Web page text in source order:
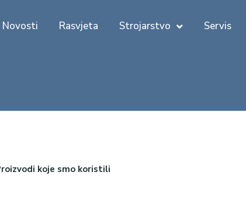
Novosti Rasvjeta Strojarstvo Servis
koje smo koristili